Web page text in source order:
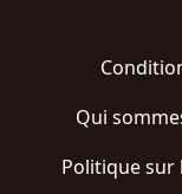
Qui
Politique sur